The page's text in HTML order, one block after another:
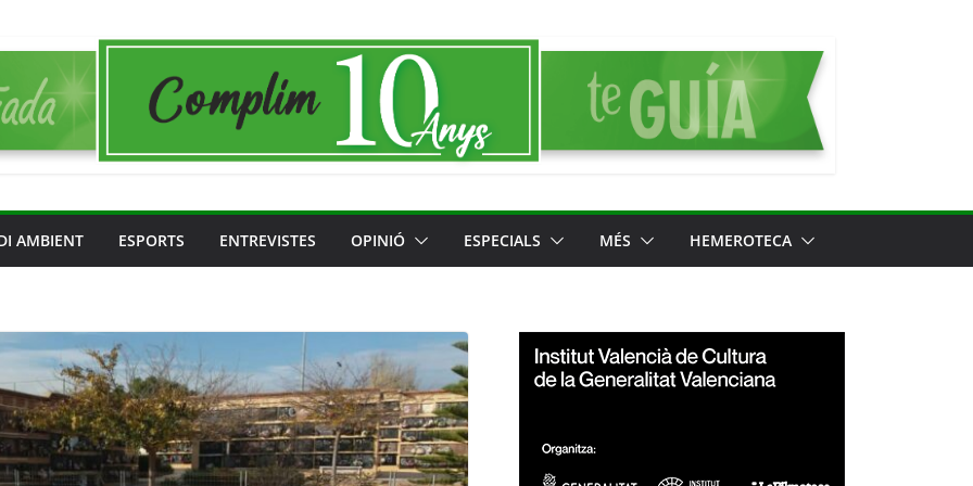
AMBIENT ESPORTS ENTREVISTES OPINIÓ ESPECIALS MÉS HEMEROTECA